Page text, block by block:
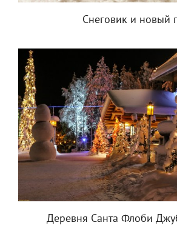
Снеговик и новый
Деревня Санта Флоби